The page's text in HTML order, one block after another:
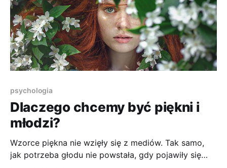
psychologia
Dlaczego chcemy być piękni i
młodzi?
Wzorce piękna nie wzięły się z mediów. Tak samo,
jak potrzeba głodu nie powstała, gdy pojawiły się